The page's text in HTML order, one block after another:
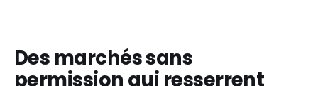
Des marchés sans
permission qui resserrent